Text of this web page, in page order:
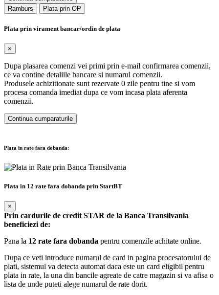
Ramburs
Plata prin OP
Plata prin virament bancar/ordin de plata
×
Dupa plasarea comenzi vei primi prin e-mail confirmarea comenzii,
ce va contine detaliile bancare si numarul comenzii.
Produsele achizitionate sunt rezervate 0 zile pentru tine si vom
procesa comanda imediat dupa ce vom incasa plata aferenta
comenzii.
Continua cumparaturile
Plata in rate fara dobanda:
Plata in 12 rate fara dobanda prin StartBT
×
Prin cardurile de credit STAR de la Banca Transilvania
beneficiezi de:
Pana la 12 rate fara dobanda pentru comenzile achitate online.
Dupa ce veti introduce numarul de card in pagina procesatorului de
plati, sistemul va detecta automat daca este un card eligibil pentru
plata in rate, la una din bancile agreate de catre magazin si va afisa o
lista de unde puteti alege numarul de rate dorit.